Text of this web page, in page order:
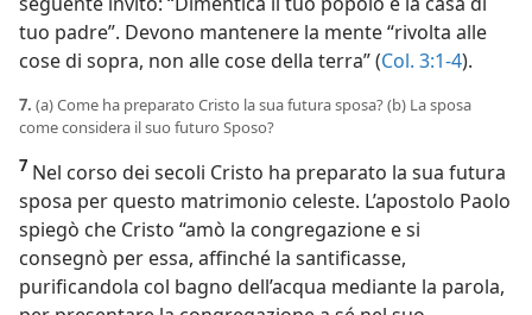
tuo padre”. Devono mantenere la mente “rivolta alle
cose di sopra, non alle cose della terra” (Col. 3:1-4).
7. (a) Come ha preparato Cristo la sua futura sposa? (b) La sposa
come considera il suo futuro Sposo?
7 Nel corso dei secoli Cristo ha preparato la sua futura
sposa per questo matrimonio celeste. L’apostolo Paolo
spiegò che Cristo “amò la congregazione e si
consegnò per essa, affinché la santificasse,
purificandola col bagno dell’acqua mediante la parola,